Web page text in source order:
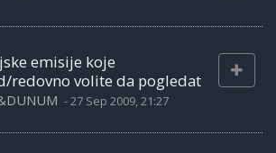
emisije koje
redovno volite da pogledat
-27 Sep 2009, 21:27